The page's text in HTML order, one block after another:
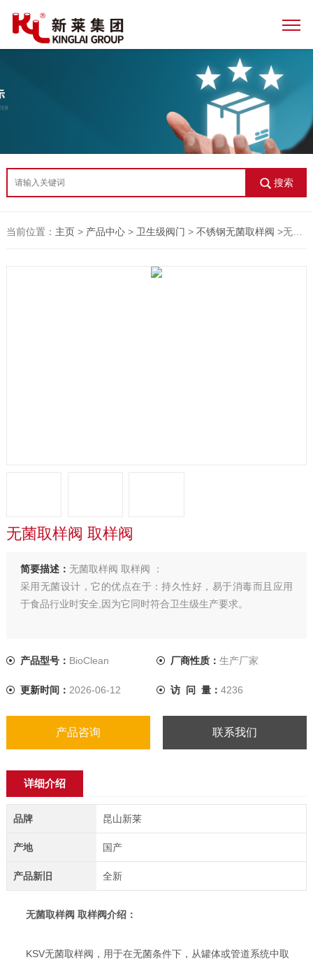
搜索
当前位置： 主页> 产品中心> 卫生级阀门 > 不锈钢无菌取样阀 >无菌取样阀 取样阀
无菌取样阀 取样阀
简要描述： 无菌取样阀 取样阀 ：
采用无菌设计，它的优点在于：持久性好，易于消毒而且应用
于食品行业时安全,因为它同时符合卫生级生产要求。
产品型号： BioClean 厂商性质： 生产厂家
更新时间： 2026-06-12 访 问 量： 4236
产品咨询 联系我们
详细介绍
品牌 昆山新莱
产地 国产
产品新旧 全新
无菌取样阀 取样阀介绍：
KSV无菌取样阀，用于在无菌条件下，从罐体或管道系统中取